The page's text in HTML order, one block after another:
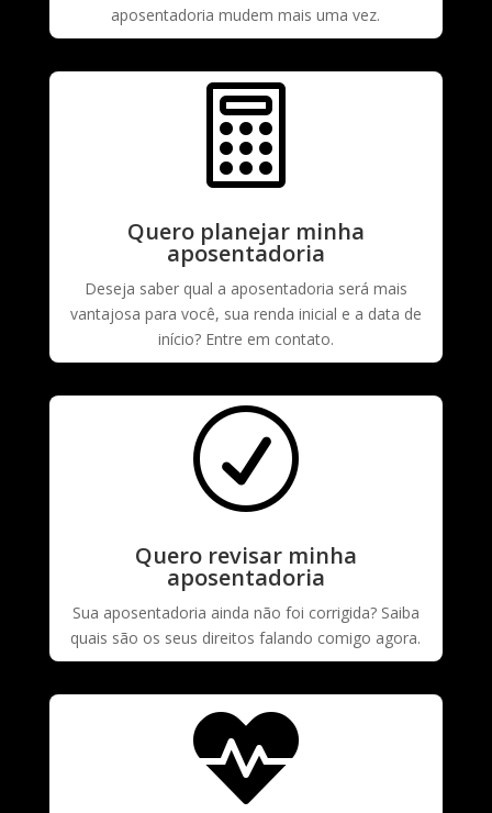
aposentadoria mudem mais uma vez.

Quero planejar minha
aposentadoria
Deseja saber qual a aposentadoria será mais
vantajosa para você, sua renda inicial e a data de
início? Entre em contato.
R
Quero revisar minha
aposentadoria
Sua aposentadoria ainda não foi corrigida? Saiba
quais são os seus direitos falando comigo agora.
